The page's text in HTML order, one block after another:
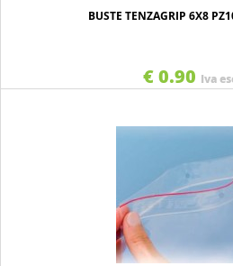
BUSTE TENZAGRIP 6X8
€ 0.90 Iva